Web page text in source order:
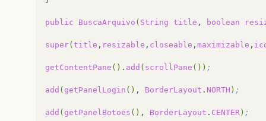
public BuscaArquivo ( String title , boolean
super( title , resizable , closeable , maximizable ,
getContentPane () . add ( scrollPane ()) ;
add ( getPanelLogin () , BorderLayout . NORTH ) ;
add ( getPanelBotoes () , BorderLayout . CENTER ) ;